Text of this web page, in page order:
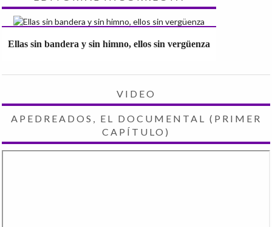
Ellas sin bandera y sin himno, ellos sin vergüenza
VIDEO
APEDREADOS, EL DOCUMENTAL (PRIMER
CAPÍTULO)